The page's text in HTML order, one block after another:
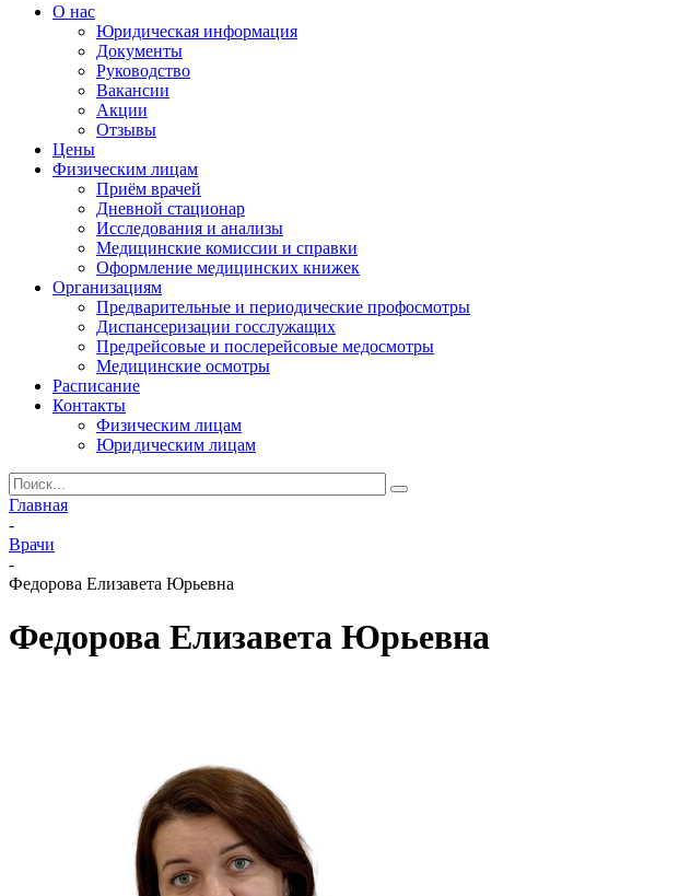
О нас
Юридическая информация
Документы
Руководство
Вакансии
Акции
Отзывы
Цены
Физическим лицам
Приём врачей
Дневной стационар
Исследования и анализы
Медицинские комиссии и справки
Оформление медицинских книжек
Организациям
Предварительные и периодические профосмотры
Диспансеризации госслужащих
Предрейсовые и послерейсовые медосмотры
Медицинские осмотры
Расписание
Контакты
Физическим лицам
Юридическим лицам
Главная
-
Врачи
-
Федорова Елизавета Юрьевна
Федорова Елизавета Юрьевна